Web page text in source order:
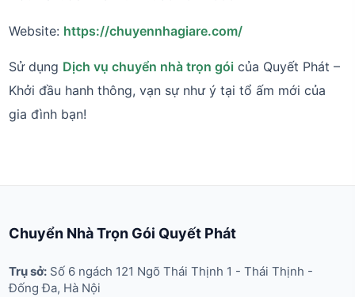
Website: https://chuyennhagiare.com/
Sử dụng Dịch vụ chuyển nhà trọn gói của Quyết Phát –
Khởi đầu hanh thông, vạn sự như ý tại tổ ấm mới của
gia đình bạn!
Chuyển Nhà Trọn Gói Quyết Phát
Trụ sở: Số 6 ngách 121 Ngõ Thái Thịnh 1 - Thái Thịnh -
Đống Đa, Hà Nội